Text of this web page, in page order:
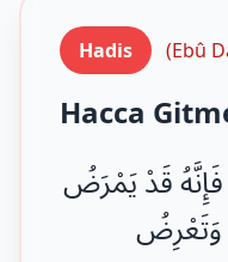
Hadis (Ebû
Hacca
قَدْ يَمْرَضُ
وَتَعْرِضُ